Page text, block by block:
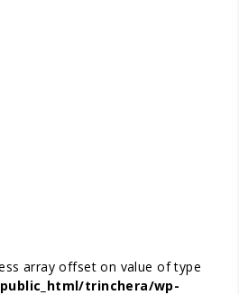
array offset on value of type
trinchera/wp-